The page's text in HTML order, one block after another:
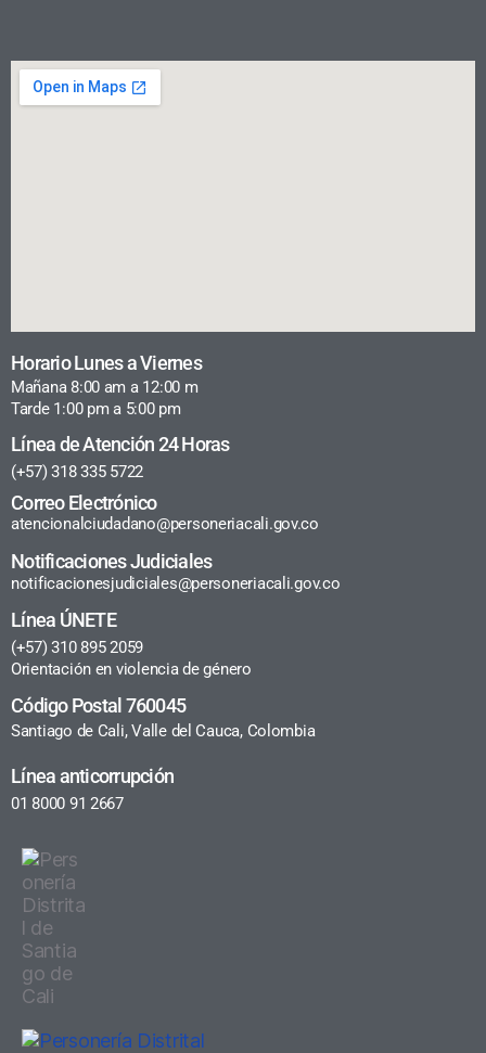
Horario Lunes a Viernes
Mañana 8:00 am a 12:00 m
Tarde 1:00 pm a 5:00 pm
Línea de Atención 24 Horas
(+57) 318 335 5722
Correo Electrónico
atencionalciudadano@personeriacali.gov.co
Notificaciones Judiciales
notificacionesjudiciales@personeriacali.gov.co
Línea ÚNETE
(+57) 310 895 2059
Orientación en violencia de género
Código Postal 760045
Santiago de Cali, Valle del Cauca, Colombia
Línea anticorrupción
01 8000 91 2667